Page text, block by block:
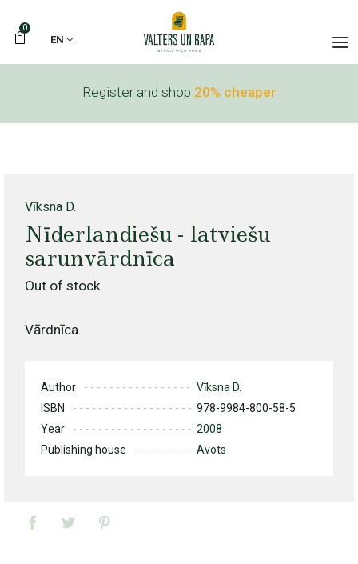
0
EN
Register and shop 20% cheaper
Vīksna D.
Nīderlandiešu - latviešu
sarunvārdnīca
Out of stock
Vārdnīca.
Author
Vīksna D.
ISBN
978-9984-800-58-5
Year
2008
Publishing house
Avots